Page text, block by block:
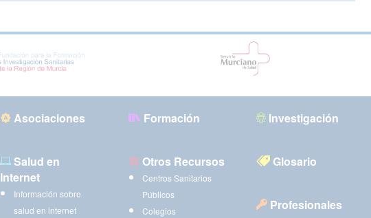
Asociaciones Formación Investigación
Salud en
Internet
Información sobre
salud en internet
Otros Recursos
Centros Sanitarios
Públicos
Colegios
Glosario
Profesionales